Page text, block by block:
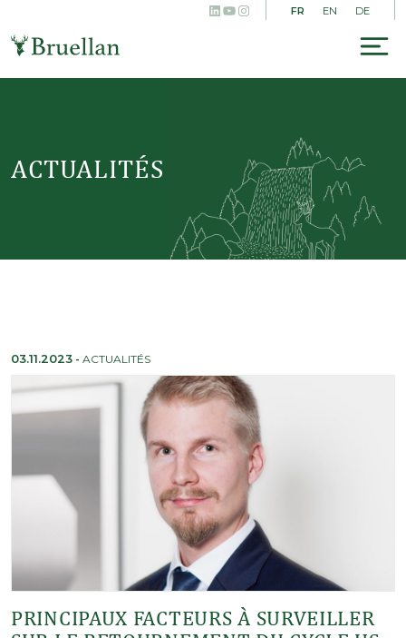
to
content
LinkedIn
YouTube
Instagram
FR EN DE
ACTUALITÉS
03.11.2023 - ACTUALITÉS
PRINCIPAUX FACTEURS À SURVEILLER